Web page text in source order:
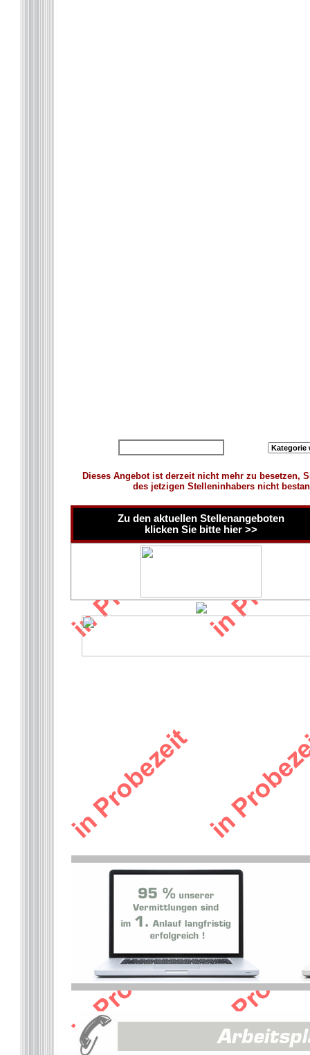
Dieses Angebot ist derzeit nicht mehr zu besetzen,
des jetzigen Stelleninhabers nicht
Zu den aktuellen Stellenangeboten
klicken Sie bitte hier >>